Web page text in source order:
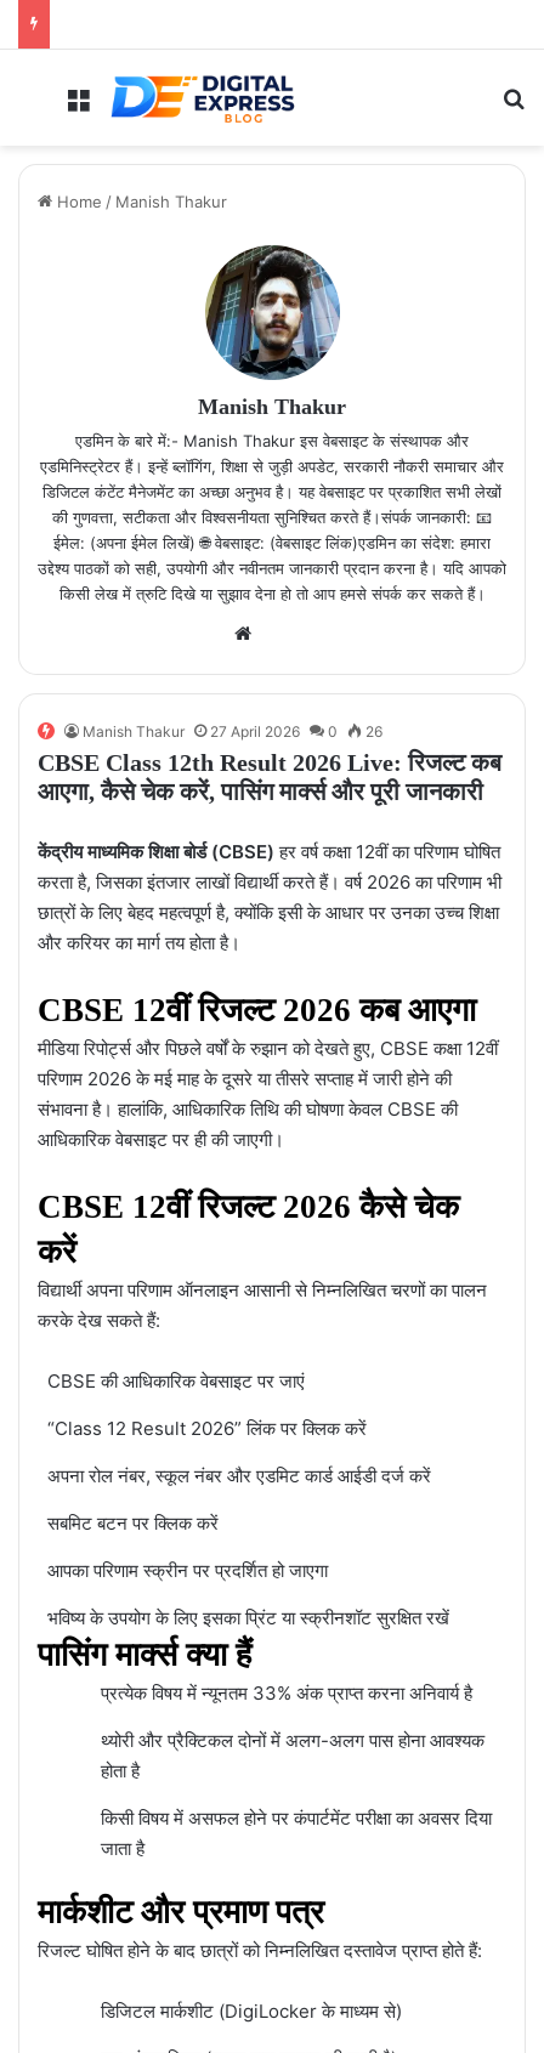
Menu
Home / Manish Thakur
Manish Thakur
एडमिन के बारे में:- Manish Thakur इस वेबसाइट के संस्थापक और
एडमिनिस्ट्रेटर हैं। इन्हें ब्लॉगिंग, शिक्षा से जुड़ी अपडेट, सरकारी नौकरी समाचार और
डिजिटल कंटेंट मैनेजमेंट का अच्छा अनुभव है। यह वेबसाइट पर प्रकाशित सभी लेखों
की गुणवत्ता, सटीकता और विश्वसनीयता सुनिश्चित करते हैं।संपर्क जानकारी: 📧
ईमेल: (अपना ईमेल लिखें) 🌐 वेबसाइट: (वेबसाइट लिंक)एडमिन का संदेश: हमारा
उद्देश्य पाठकों को सही, उपयोगी और नवीनतम जानकारी प्रदान करना है। यदि आपको
किसी लेख में त्रुटि दिखे या सुझाव देना हो तो आप हमसे संपर्क कर सकते हैं।
Manish Thakur 27 April 2026 0 26
CBSE Class 12th Result 2026 Live: रिजल्ट कब
आएगा, कैसे चेक करें, पासिंग मार्क्स और पूरी जानकारी
केंद्रीय माध्यमिक शिक्षा बोर्ड (CBSE) हर वर्ष कक्षा 12वीं का परिणाम घोषित
करता है, जिसका इंतजार लाखों विद्यार्थी करते हैं। वर्ष 2026 का परिणाम भी
छात्रों के लिए बेहद महत्वपूर्ण है, क्योंकि इसी के आधार पर उनका उच्च शिक्षा
और करियर का मार्ग तय होता है।
CBSE 12वीं रिजल्ट 2026 कब आएगा
मीडिया रिपोर्ट्स और पिछले वर्षों के रुझान को देखते हुए, CBSE कक्षा 12वीं
परिणाम 2026 के मई माह के दूसरे या तीसरे सप्ताह में जारी होने की
संभावना है। हालांकि, आधिकारिक तिथि की घोषणा केवल CBSE की
आधिकारिक वेबसाइट पर ही की जाएगी।
CBSE 12वीं रिजल्ट 2026 कैसे चेक
करें
विद्यार्थी अपना परिणाम ऑनलाइन आसानी से निम्नलिखित चरणों का पालन
करके देख सकते हैं:
CBSE की आधिकारिक वेबसाइट पर जाएं
“Class 12 Result 2026” लिंक पर क्लिक करें
अपना रोल नंबर, स्कूल नंबर और एडमिट कार्ड आईडी दर्ज करें
सबमिट बटन पर क्लिक करें
आपका परिणाम स्क्रीन पर प्रदर्शित हो जाएगा
भविष्य के उपयोग के लिए इसका प्रिंट या स्क्रीनशॉट सुरक्षित रखें
पासिंग मार्क्स क्या हैं
प्रत्येक विषय में न्यूनतम 33% अंक प्राप्त करना अनिवार्य है
थ्योरी और प्रैक्टिकल दोनों में अलग-अलग पास होना आवश्यक
होता है
किसी विषय में असफल होने पर कंपार्टमेंट परीक्षा का अवसर दिया
जाता है
मार्कशीट और प्रमाण पत्र
रिजल्ट घोषित होने के बाद छात्रों को निम्नलिखित दस्तावेज प्राप्त होते हैं:
डिजिटल मार्कशीट (DigiLocker के माध्यम से)